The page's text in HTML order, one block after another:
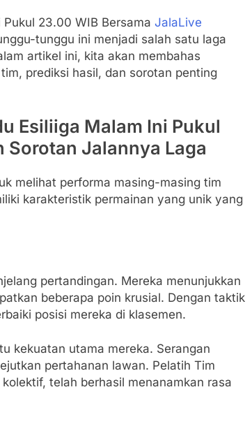
23.00 WIB Bersama JalaLive
tunggu ini menjadi salah satu laga
artikel ini, kita akan membahas
prediksi hasil, dan sorotan penting
Esiliiga Malam Ini Pukul
Sorotan Jalannya Laga
melihat performa masing-masing tim
karakteristik permainan yang unik yang
pertandingan. Mereka menunjukkan
beberapa poin krusial. Dengan taktik
posisi mereka di klasemen.
kekuatan utama mereka. Serangan
pertahanan lawan. Pelatih Tim
telah berhasil menanamkan rasa